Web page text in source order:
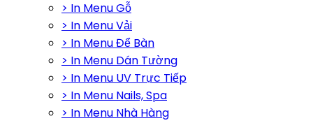
> In Menu Gỗ
> In Menu Vải
> In Menu Để Bàn
> In Menu Dán Tường
> In Menu UV Trực Tiếp
> In Menu Nails, Spa
> In Menu Nhà Hàng